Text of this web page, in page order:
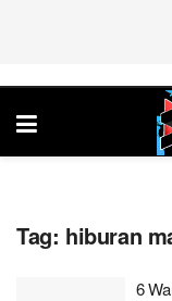
Tag: hiburan
6